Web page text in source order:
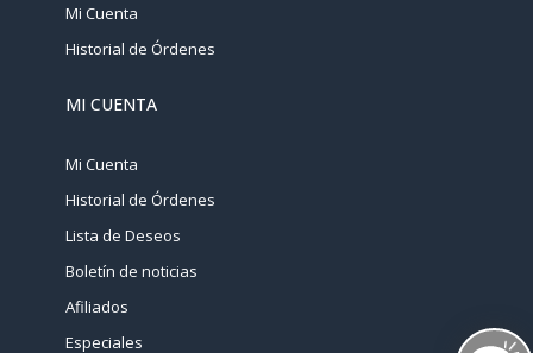
Mi Cuenta
Historial de Órdenes
MI CUENTA
Mi Cuenta
Historial de Órdenes
Lista de Deseos
Boletín de noticias
Afiliados
Especiales